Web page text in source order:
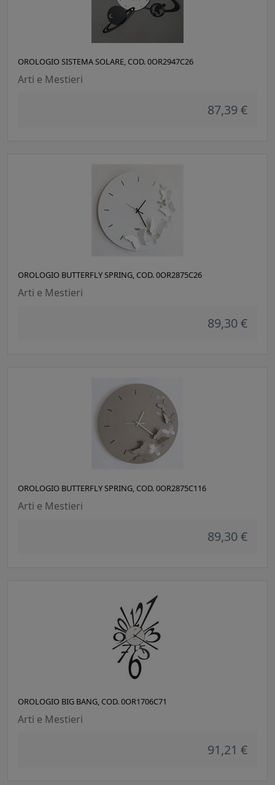
OROLOGIO SISTEMA SOLARE, COD. 0OR2947C26
Arti e Mestieri
87,39 €
OROLOGIO BUTTERFLY SPRING, COD. 0OR2875C26
Arti e Mestieri
89,30 €
OROLOGIO BUTTERFLY SPRING, COD. 0OR2875C116
Arti e Mestieri
89,30 €
OROLOGIO BIG BANG, COD. 0OR1706C71
Arti e Mestieri
91,21 €